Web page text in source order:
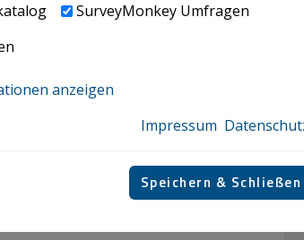
SurveyMonkey Umfragen
anzeigen
Impressum
Speichern & Schließen